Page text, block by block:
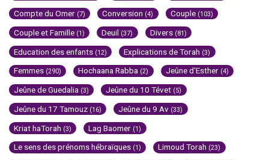
Compte du Omer (7) Conversion (4) Couple (103)
Couple et Famille (1) Deuil (37) Divers (81)
Education des enfants (12) Explications de Torah (3)
Femmes (290) Hochaana Rabba (2) Jeûne d'Esther (4)
Jeûne de Guedalia (3) Jeûne du 10 Tévet (5)
Jeûne du 17 Tamouz (16) Jeûne du 9 Av (33)
Kriat haTorah (3) Lag Baomer (1)
Le sens des prénoms hébraïques (1) Limoud Torah (23)